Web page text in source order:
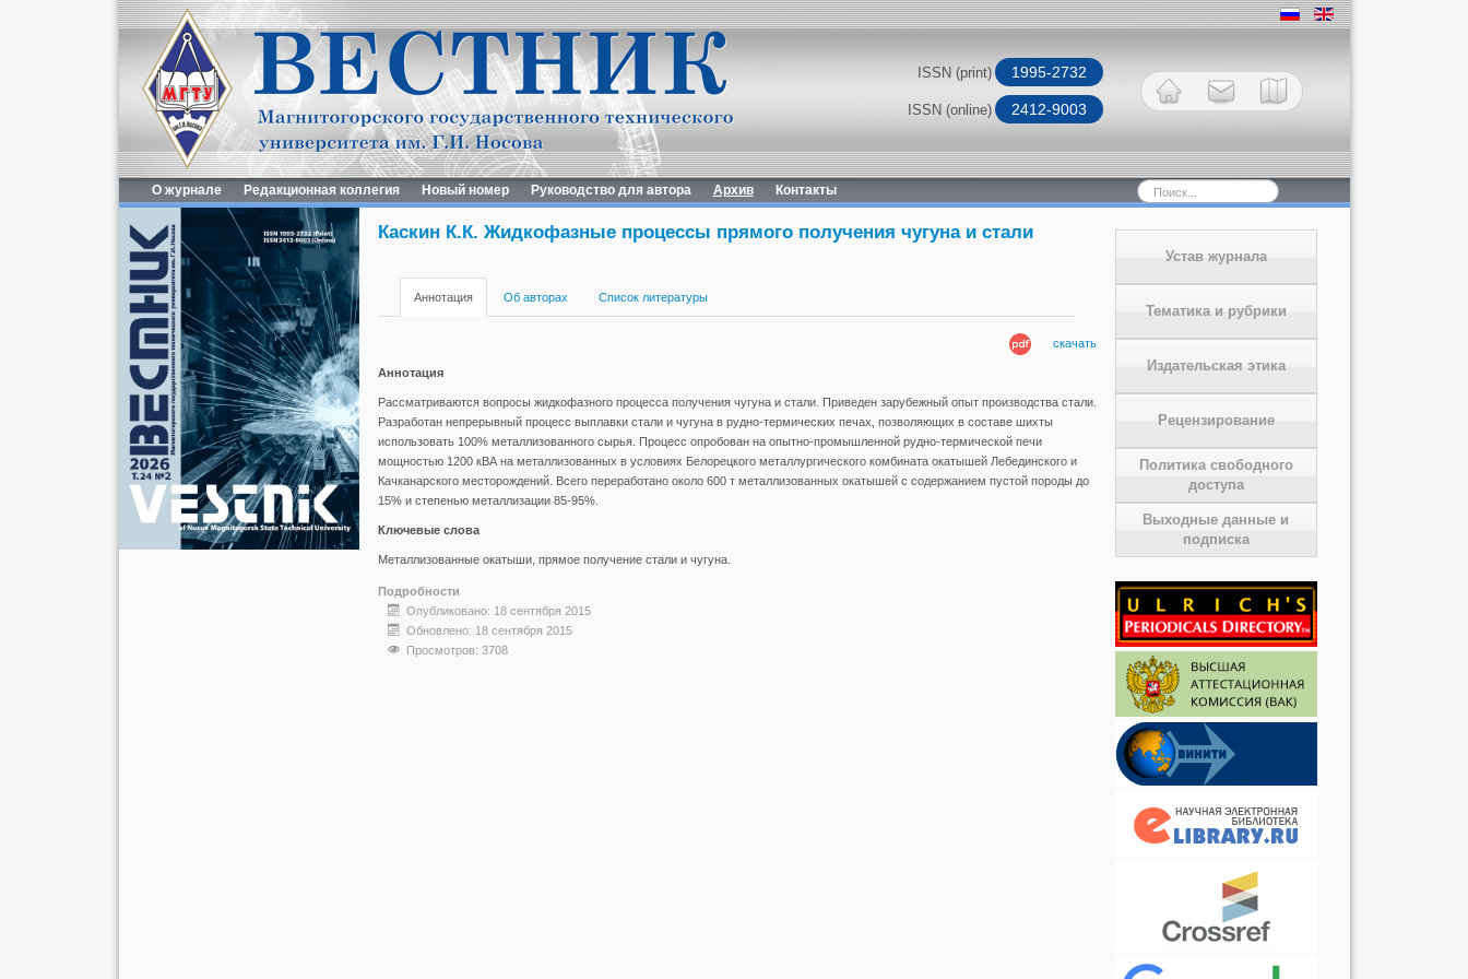
ISSN (print) 1995-2732
ISSN (online) 2412-9003
О журнале Редакционная коллегия Новый номер Руководство для автора Архив Контакты Искать...
Устав журнала
Тематика и рубрики
Издательская этика
Рецензирование
Политика свободного
доступа
Выходные данные и
подписка
Каскин К.К. Жидкофазные процессы прямого получения чугуна и стали
Аннотация Об авторах Список литературы
скачать
Аннотация
Рассматриваются вопросы жидкофазного процесса получения чугуна и стали. Приведен зарубежный опыт производства стали.
Разработан непрерывный процесс выплавки стали и чугуна в рудно-термических печах, позволяющих в составе шихты
использовать 100% металлизованного сырья. Процесс опробован на опытно-промышленной рудно-термической печи
мощностью 1200 кВА на металлизованных в условиях Белорецкого металлургического комбината окатышей Лебединского и
Качканарского месторождений. Всего переработано около 600 т металлизованных окатышей с содержанием пустой породы до
15% и степенью металлизации 85-95%.
Ключевые слова
Металлизованные окатыши, прямое получение стали и чугуна.
Подробности
Опубликовано: 18 сентября 2015
Обновлено: 18 сентября 2015
Просмотров: 3708